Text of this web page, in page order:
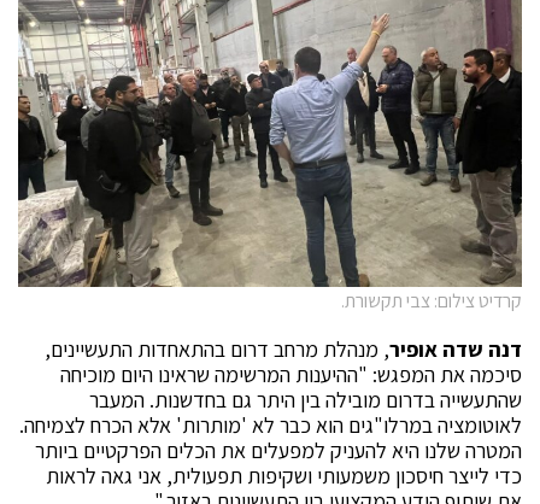
קרדיט צילום: צבי תקשורת.
דנה שדה אופיר, מנהלת מרחב דרום בהתאחדות התעשיינים,
סיכמה את המפגש: "ההיענות המרשימה שראינו היום מוכיחה
שהתעשייה בדרום מובילה בין היתר גם בחדשנות. המעבר
לאוטומציה במרלו"גים הוא כבר לא 'מותרות' אלא הכרח לצמיחה.
המטרה שלנו היא להעניק למפעלים את הכלים הפרקטיים ביותר
כדי לייצר חיסכון משמעותי ושקיפות תפעולית, אני גאה לראות